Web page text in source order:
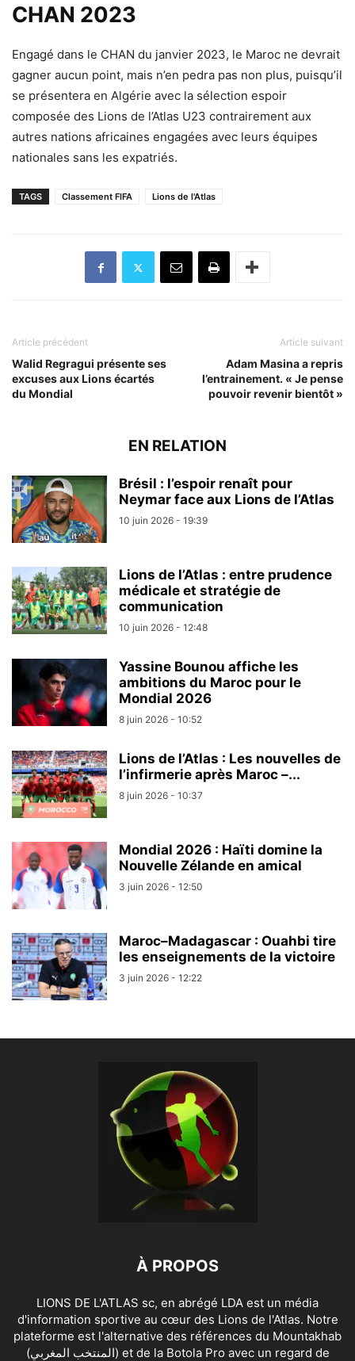
CHAN 2023
Engagé dans le CHAN du janvier 2023, le Maroc ne devrait
gagner aucun point, mais n’en pedra pas non plus, puisqu’il
se présentera en Algérie avec la sélection espoir
composée des Lions de l’Atlas U23 contrairement aux
autres nations africaines engagées avec leurs équipes
nationales sans les expatriés.
TAGS Classement FIFA Lions de l'Atlas
Article précédent
Walid Regragui présente ses
excuses aux Lions écartés
du Mondial
Article suivant
Adam Masina a repris
l’entrainement. « Je pense
pouvoir revenir bientôt »
EN RELATION
Brésil : l’espoir renaît pour
Neymar face aux Lions de l’Atlas
10 juin 2026 - 19:39
Lions de l’Atlas : entre prudence
médicale et stratégie de
communication
10 juin 2026 - 12:48
Yassine Bounou affiche les
ambitions du Maroc pour le
Mondial 2026
8 juin 2026 - 10:52
Lions de l’Atlas : Les nouvelles de
l’infirmerie après Maroc –...
8 juin 2026 - 10:37
Mondial 2026 : Haïti domine la
Nouvelle Zélande en amical
3 juin 2026 - 12:50
Maroc–Madagascar : Ouahbi tire
les enseignements de la victoire
3 juin 2026 - 12:22
À PROPOS
LIONS DE L'ATLAS sc, en abrégé LDA est un média
d'information sportive au cœur des Lions de l'Atlas. Notre
plateforme est l'alternative des références du Mountakhab
(المنتخب المغربي) et de la Botola Pro avec un regard de